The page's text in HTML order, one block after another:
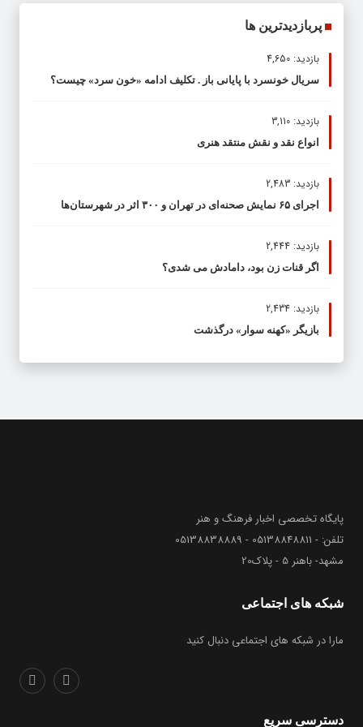
پربازدیدترین ها
بازدید: 4,650
سریال خونسرد با پایانی باز . تکلیف ادامه «خون سرد» چیست؟
بازدید: 3,110
انواع نقد و نقش منتقد هنری
بازدید: 2,483
اجرای ۶۵ نمایش صحنه‌ای در تهران و ۳۰۰ اثر در شهرستان‌ها
بازدید: 2,444
اگر قنات زن بود، دامادش می شدی؟
بازدید: 2,434
بازیگر «کهنه سوار» درگذشت
پایگاه تخصصی اخبار فرهنگ و هنر
تلفن: - 05138848811 - 05138838889
مشهد- باهنر 5 - پلاک20
شبکه های اجتماعی
مارا در شبکه های اجتماعی دنبال کنید
دسترسی سریع